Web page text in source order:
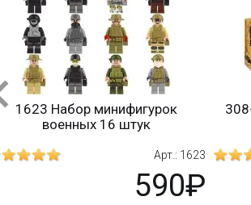
308-311 Decool 4 минифигурки
бойцов спецназа
Арт.: 308-311
990₽